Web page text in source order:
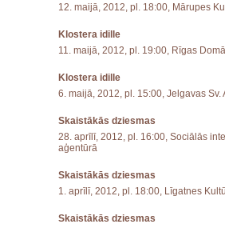
12. maijā, 2012, pl. 18:00, Mārupes
Klostera idille
11. maijā, 2012, pl. 19:00, Rīgas Domā
Klostera idille
6. maijā, 2012, pl. 15:00, Jelgavas Sv.
Skaistākās dziesmas
28. aprīlī, 2012, pl. 16:00, Sociālās
aģentūrā
Skaistākās dziesmas
1. aprīlī, 2012, pl. 18:00, Līgatnes
Skaistākās dziesmas